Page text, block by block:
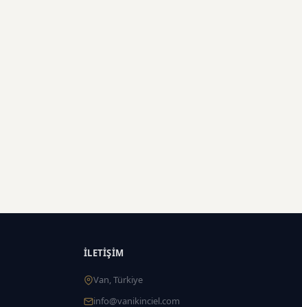
İLETIŞIM
Van, Türkiye
info@vanikinciel.com